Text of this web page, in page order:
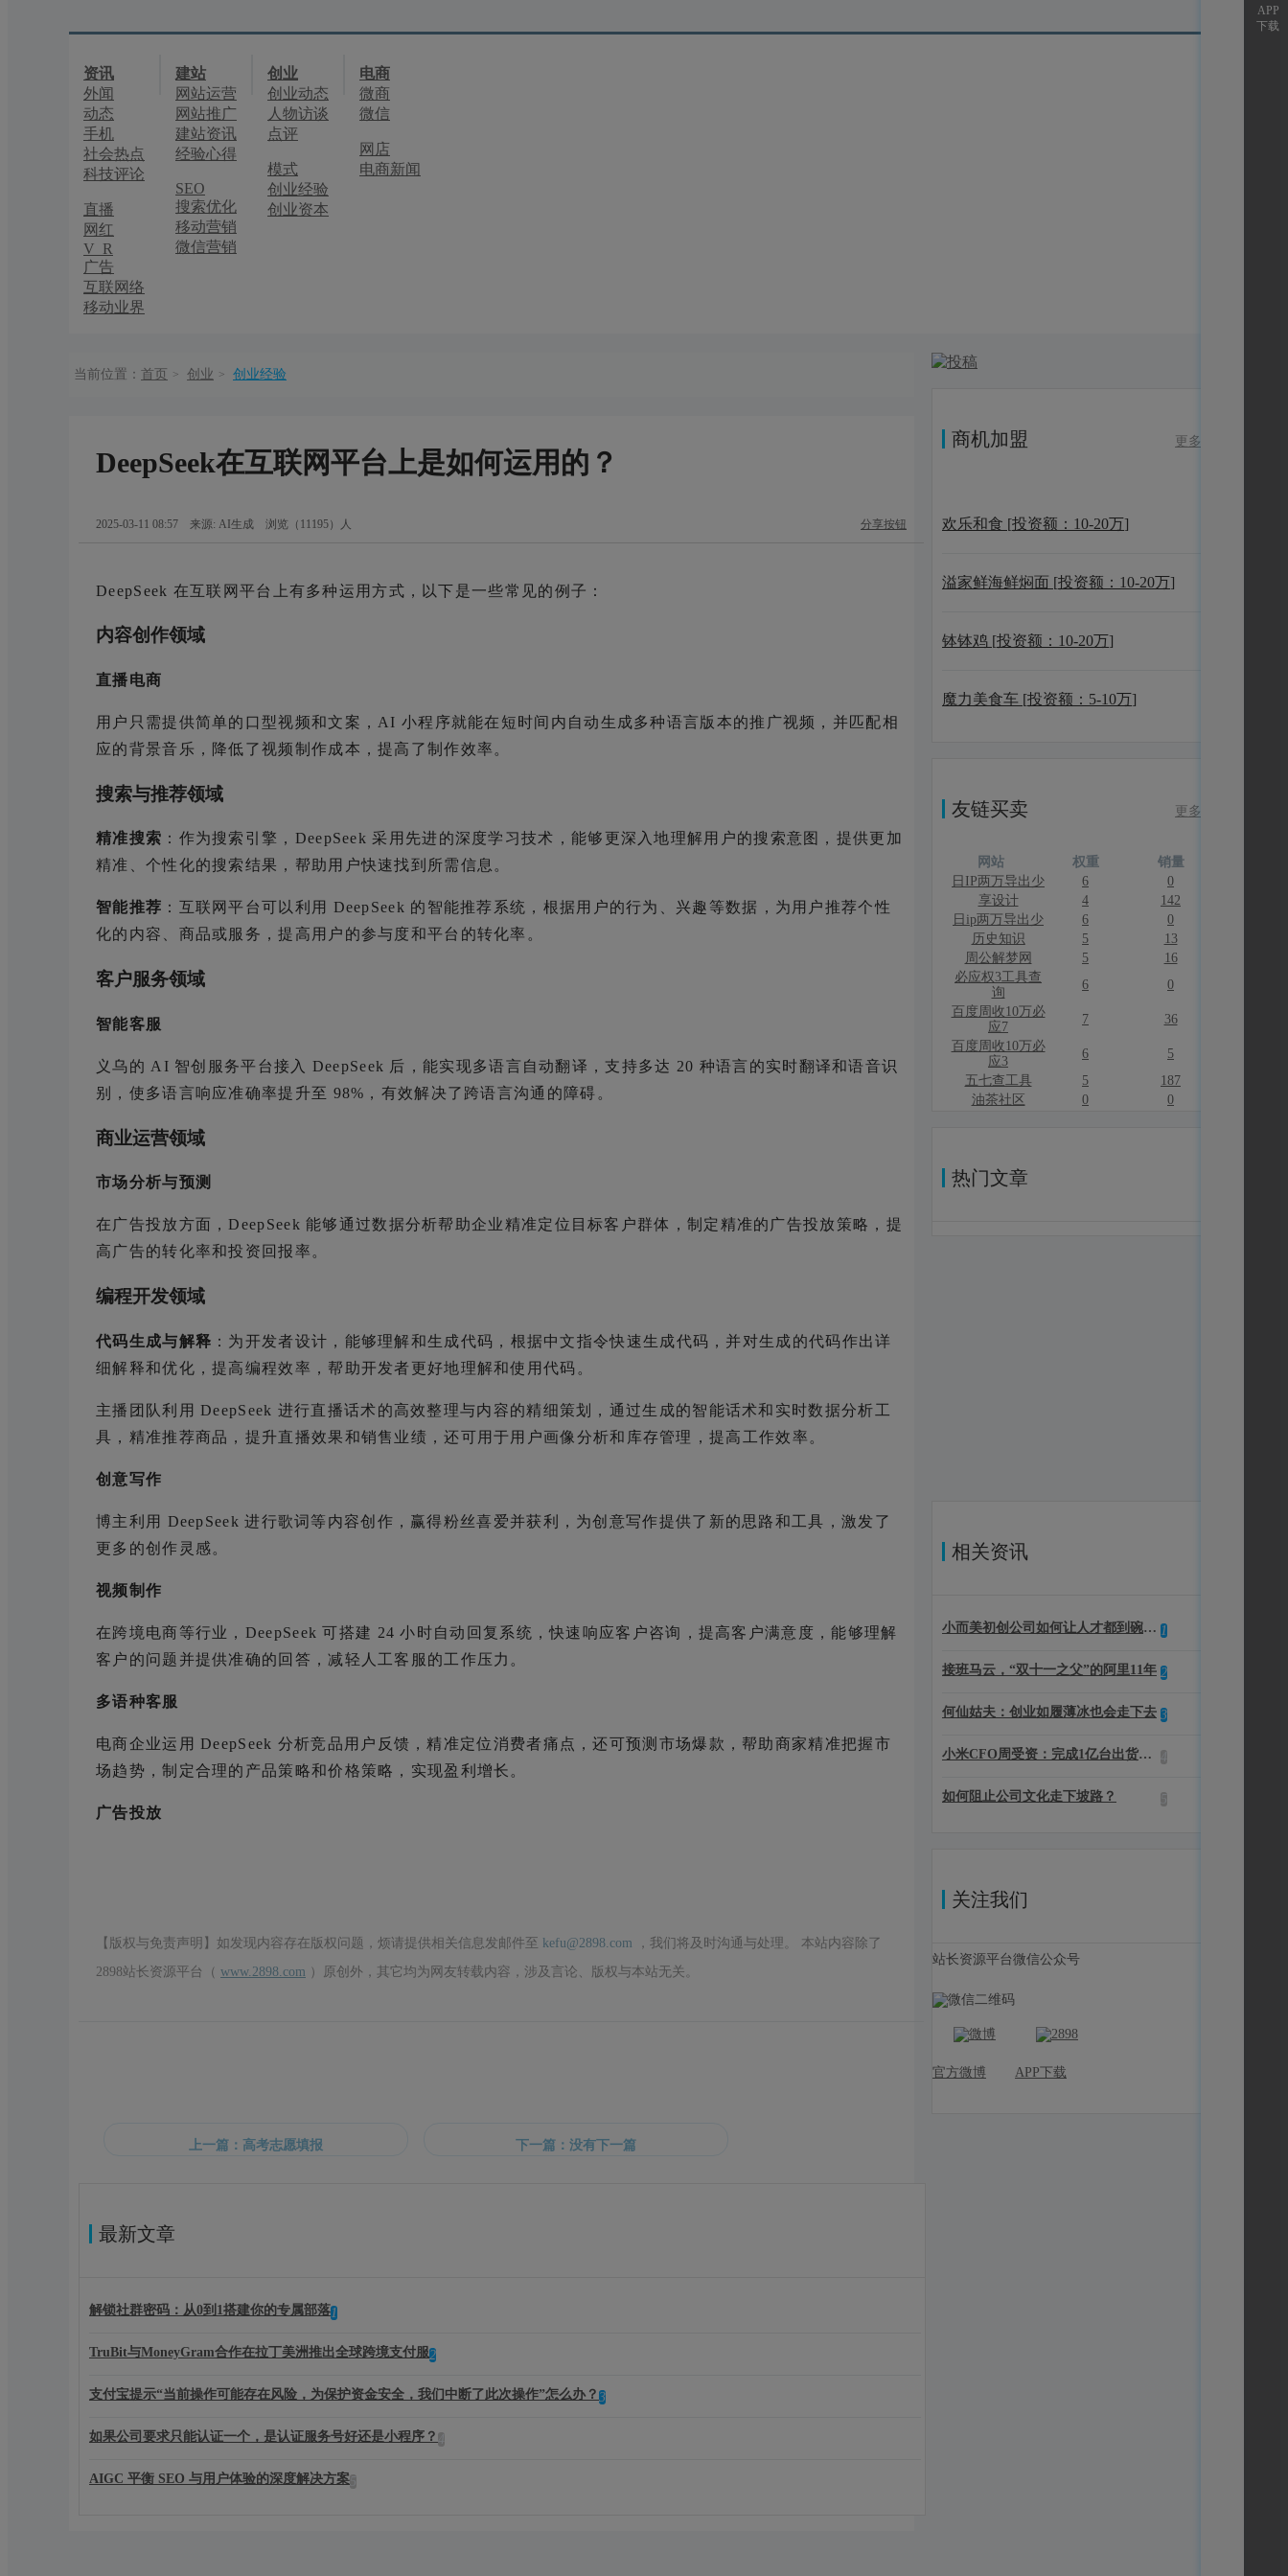
资讯
外闻
动态
手机
社会热点
科技评论
直播
网红
V R
广告
互联网络
移动业界
建站
网站运营
网站推广
建站资讯
经验心得
SEO
搜索优化
移动营销
微信营销
创业
创业动态
人物访谈
点评
模式
创业经验
创业资本
电商
微商
微信
网店
电商新闻
当前位置： 首页 > 创业 > 创业经验
DeepSeek在互联网平台上是如何运用的？
2025-03-11 08:57 来源: AI生成 浏览（ 11195）人 分享按钮
DeepSeek 在互联网平台上有多种运用方式，以下是一些常见的例子：
内容创作领域
直播电商
用户只需提供简单的口型视频和文案，AI 小程序就能在短时间内自动生成多种语言版本的推广视频，并匹配相
应的背景音乐，降低了视频制作成本，提高了制作效率。
搜索与推荐领域
精准搜索 ：作为搜索引擎，DeepSeek 采用先进的深度学习技术，能够更深入地理解用户的搜索意图，提供更加
精准、个性化的搜索结果，帮助用户快速找到所需信息。
智能推荐 ：互联网平台可以利用 DeepSeek 的智能推荐系统，根据用户的行为、兴趣等数据，为用户推荐个性
化的内容、商品或服务，提高用户的参与度和平台的转化率。
客户服务领域
智能客服
义乌的 AI 智创服务平台接入 DeepSeek 后，能实现多语言自动翻译，支持多达 20 种语言的实时翻译和语音识
别，使多语言响应准确率提升至 98%，有效解决了跨语言沟通的障碍。
商业运营领域
市场分析与预测
在广告投放方面，DeepSeek 能够通过数据分析帮助企业精准定位目标客户群体，制定精准的广告投放策略，提
高广告的转化率和投资回报率。
编程开发领域
代码生成与解释 ：为开发者设计，能够理解和生成代码，根据中文指令快速生成代码，并对生成的代码作出详
细解释和优化，提高编程效率，帮助开发者更好地理解和使用代码。
主播团队利用 DeepSeek 进行直播话术的高效整理与内容的精细策划，通过生成的智能话术和实时数据分析工
具，精准推荐商品，提升直播效果和销售业绩，还可用于用户画像分析和库存管理，提高工作效率。
创意写作
博主利用 DeepSeek 进行歌词等内容创作，赢得粉丝喜爱并获利，为创意写作提供了新的思路和工具，激发了
更多的创作灵感。
视频制作
在跨境电商等行业，DeepSeek 可搭建 24 小时自动回复系统，快速响应客户咨询，提高客户满意度，能够理解
客户的问题并提供准确的回答，减轻人工客服的工作压力。
多语种客服
电商企业运用 DeepSeek 分析竞品用户反馈，精准定位消费者痛点，还可预测市场爆款，帮助商家精准把握市
场趋势，制定合理的产品策略和价格策略，实现盈利增长。
广告投放
【版权与免责声明】如发现内容存在版权问题，烦请提供相关信息发邮件至 kefu@2898.com ，我们将及时沟通与处理。 本站内容除了
2898站长资源平台（ www.2898.com ）原创外，其它均为网友转载内容，涉及言论、版权与本站无关。
上一篇：高考志愿填报 下一篇：没有下一篇
最新文章
1
解锁社群密码：从0到1搭建你的专属部落
2
TruBit与MoneyGram合作在拉丁美洲推出全球跨境支付服
3
支付宝提示“当前操作可能存在风险，为保护资金安全，我们中断了此次操作”怎么办？
如果公司要求只能认证一个，是认证服务号好还是小程序？
AIGC 平衡 SEO 与用户体验的深度解决方案
商机加盟 更多
欢乐和食 [投资额： 10-20万]
溢家鲜海鲜焖面 [投资额： 10-20万]
钵钵鸡 [投资额： 10-20万]
魔力美食车 [投资额： 5-10万]
友链买卖 更多
网站 权重
销量
日IP两万导出少
6
0
享设计
4
142
日ip两万导出少
6
0
历史知识
5
13
周公解梦网
5
16
必应权3工具查
询
6
0
百度周收10万必
应7
7
36
百度周收10万必
应3
6
5
五七查工具
5
187
油茶社区
0 0
热门文章
相关资讯
1
小而美初创公司如何让人才都到碗里来？
2
接班马云，“双十一之父”的阿里11年
3
何仙姑夫：创业如履薄冰也会走下去
小米CFO周受资：完成1亿台出货量是一个里程碑的事件
如何阻止公司文化走下坡路？
关注我们
站长资源平台微信公众号
官方微博 APP下载
APP
下载